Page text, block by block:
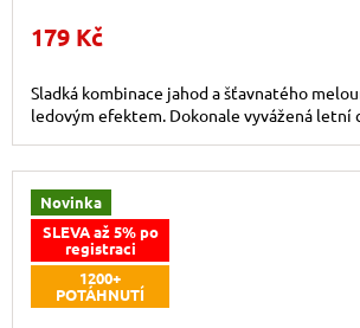
179 Kč
Sladká kombinace jahod a šťavnatého
ledovým efektem. Dokonale vyvážená letní
Novinka
SLEVA až 5% po
registraci
1200+
POTÁHNUTÍ